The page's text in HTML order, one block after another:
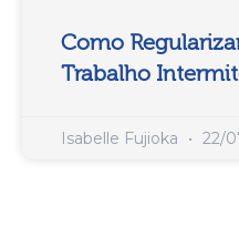
Como
Trabalho
Isabelle Fujioka 22/